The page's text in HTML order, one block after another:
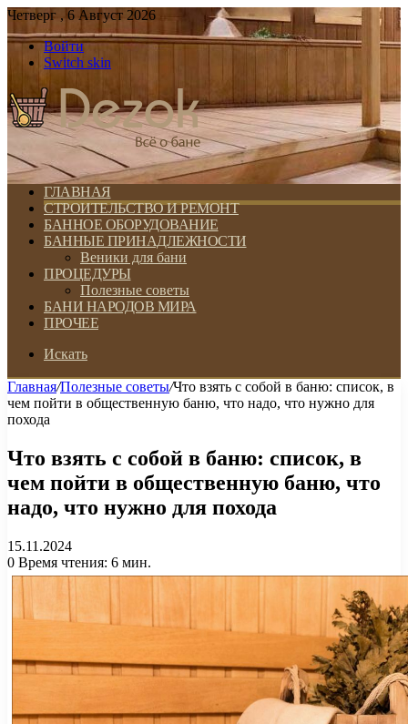
Четверг , 6 Август 2026
Войти
Switch skin
ГЛАВНАЯ
СТРОИТЕЛЬСТВО И РЕМОНТ
БАННОЕ ОБОРУДОВАНИЕ
БАННЫЕ ПРИНАДЛЕЖНОСТИ
Веники для бани
ПРОЦЕДУРЫ
Полезные советы
БАНИ НАРОДОВ МИРА
ПРОЧЕЕ
Искать
Главная/Полезные советы/Что взять с собой в баню: список, в
чем пойти в общественную баню, что надо, что нужно для
похода
Что взять с собой в баню: список, в
чем пойти в общественную баню, что
надо, что нужно для похода
15.11.2024
0 Время чтения: 6 мин.